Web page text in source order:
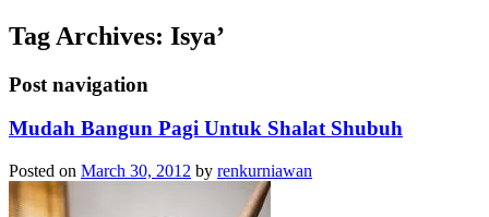
Tag Archives: Isya’
Post navigation
Mudah Bangun Pagi Untuk Shalat Shubuh
Posted on March 30, 2012 by renkurniawan